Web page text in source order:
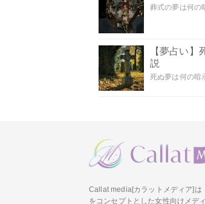
葬式の夢は何の
【夢占い
説
死ぬ夢は何の暗
Callat media[カラットメディア]は
をコンセプトとした女性向けメデ